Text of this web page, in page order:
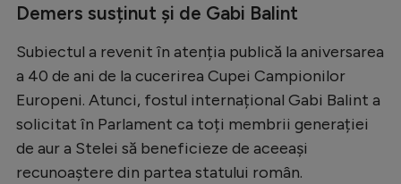
JO 2026
Intră în cont
Creează cont
Demers susținut și de Gabi Balint
Subiectul a revenit în atenția publică la aniversarea
a 40 de ani de la cucerirea Cupei Campionilor
Europeni. Atunci, fostul internațional Gabi Balint a
solicitat în Parlament ca toți membrii generației
de aur a Stelei să beneficieze de aceeași
recunoaștere din partea statului român.